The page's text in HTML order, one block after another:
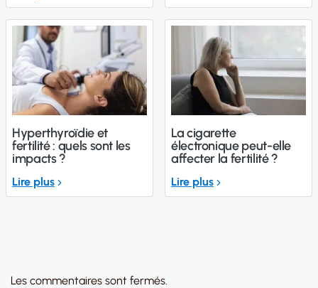
Hyperthyroïdie et
fertilité : quels sont les
impacts ?
Lire plus
La cigarette
électronique peut-elle
affecter la fertilité ?
Lire plus
Les commentaires sont fermés.